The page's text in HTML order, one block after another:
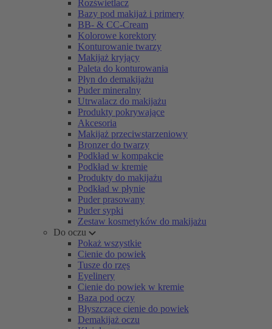
Rozświetlacz
Bazy pod makijaż i primery
BB- & CC-Cream
Kolorowe korektory
Konturowanie twarzy
Makijaż kryjący
Paleta do konturowania
Płyn do demakijażu
Puder mineralny
Utrwalacz do makijażu
Produkty pokrywające
Akcesoria
Makijaż przeciwstarzeniowy
Bronzer do twarzy
Podkład w kompakcie
Podkład w kremie
Produkty do makijażu
Podkład w płynie
Puder prasowany
Puder sypki
Zestaw kosmetyków do makijażu
Do oczu
Pokaż wszystkie
Cienie do powiek
Tusze do rzęs
Eyelinery
Cienie do powiek w kremie
Baza pod oczy
Błyszczące cienie do powiek
Demakijaż oczu